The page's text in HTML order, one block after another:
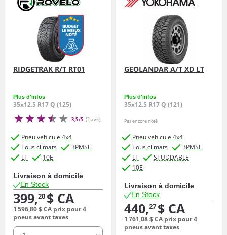
RIDGETRAK R/T RT01
Plus d'infos
35x12.5 R17 Q (125)
3,5/5 (2 avis)
Pneu véhicule 4x4
Tous climats
3PMSF
LT
10E
Livraison à domicile
En Stock
399,20 $ CA
1 596,80$ CA prix pour 4
pneus avant taxes
quantité
GEOLANDAR A/T XD LT
Plus d'infos
35x12.5 R17 Q (121)
Pas encore noté
Pneu véhicule 4x4
Tous climats
3PMSF
LT
STUDDABLE
10E
Livraison à domicile
En Stock
440,27 $ CA
1 761,08$ CA prix pour 4
pneus avant taxes